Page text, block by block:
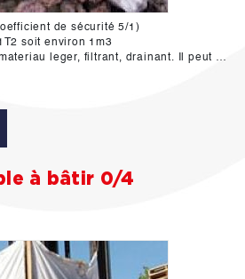
de sécurité 5/1)
soit environ 1m3
drainant. Il peut être également utilisé en jardinage comme paillis.
à bâtir 0/4